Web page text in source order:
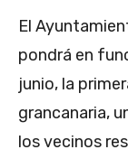
El
pondrá en
junio, la
grancanaria,
los vecinos